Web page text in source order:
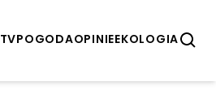
TVPOGODAOPINIEEKOLOGIA